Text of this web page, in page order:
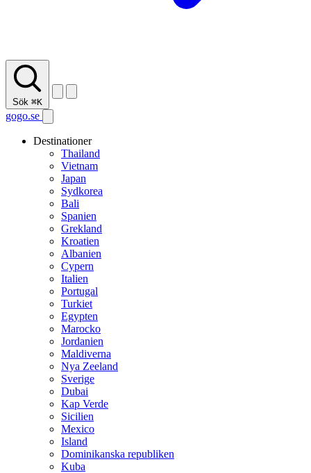
Sök ⌘K
gogo.se
Destinationer
Thailand
Vietnam
Japan
Sydkorea
Bali
Spanien
Grekland
Kroatien
Albanien
Cypern
Italien
Portugal
Turkiet
Egypten
Marocko
Jordanien
Maldiverna
Nya Zeeland
Sverige
Dubai
Kap Verde
Sicilien
Mexico
Island
Dominikanska republiken
Kuba